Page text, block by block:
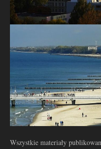
Wszystkie materiały